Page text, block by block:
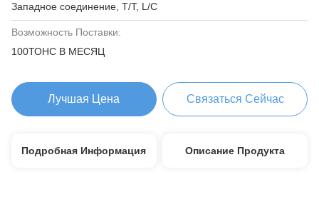
Западное соединение, T/T, L/C
Возможность Поставки:
100ТОНС В МЕСЯЦ
Лучшая Цена Связаться Сейчас
Подробная Информация Описание Продукта